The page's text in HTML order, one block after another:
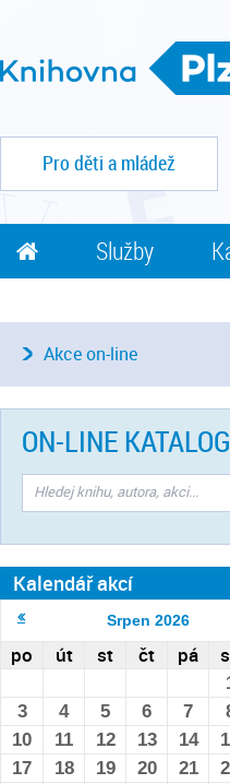
Pro děti a mládež
Služby
Akce on-line
ON-LINE KATALOG
Kalendář akcí
Srpen 2026
po út st čt pá
3
4 5 6 7
10
11 12 13 14
17
18 19 20 21